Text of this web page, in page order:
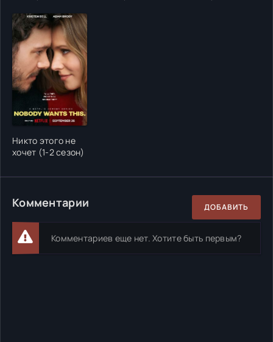
Никто этого не
хочет (1-2 сезон)
Комментарии ДОБАВИТЬ
Комментариев еще нет. Хотите быть первым?